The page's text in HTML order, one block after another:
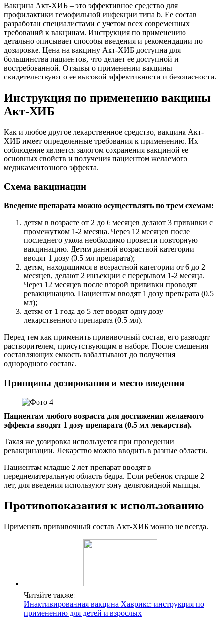
Вакцина Акт-ХИБ – это эффективное средство для
профилактики гемофильной инфекции типа b. Ее состав
разработан специалистами с учетом всех современных
требований к вакцинам. Инструкция по применению
детально описывает способы введения и рекомендации по
дозировке. Цена на вакцину Акт-ХИБ доступна для
большинства пациентов, что делает ее доступной и
востребованной. Отзывы о применении вакцины
свидетельствуют о ее высокой эффективности и безопасности.
Инструкция по применению вакцины
Акт-ХИБ
Как и любое другое лекарственное средство, вакцина Акт-
ХИБ имеет определенные требования к применению. Их
соблюдение является залогом сохранения вакциной ее
основных свойств и получения пациентом желаемого
медикаментозного эффекта.
Схема вакцинации
Введение препарата можно осуществлять по трем схемам:
детям в возрасте от 2 до 6 месяцев делают 3 прививки с
промежутком 1-2 месяца. Через 12 месяцев после
последнего укола необходимо провести повторную
вакцинацию. Детям данной возрастной категории
вводят 1 дозу (0.5 мл препарата);
детям, находящимся в возрастной категории от 6 до 2
месяцев, делают 2 инъекции с перерывом 1-2 месяца.
Через 12 месяцев после второй прививки проводят
ревакцинацию. Пациентам вводят 1 дозу препарата (0.5
мл);
детям от 1 года до 5 лет вводят одну дозу
лекарственного препарата (0.5 мл).
Перед тем как применить прививочный состав, его разводят
растворителем, присутствующим в наборе. После смешения
составляющих емкость взбалтывают до получения
однородного состава.
Принципы дозирования и место введения
Пациентам любого возраста для достижения желаемого
эффекта вводят 1 дозу препарата (0.5 мл лекарства).
Такая же дозировка используется при проведении
ревакцинации. Лекарство можно вводить в разные области.
Пациентам младше 2 лет препарат вводят в
переднелатеральную область бедра. Если ребенок старше 2
лет, для введения используют зону дельтовидной мышцы.
Противопоказания к использованию
Применять прививочный состав Акт-ХИБ можно не всегда.
Читайте также:
Инактивированная вакцина Хаврикс: инструкция по
применению для детей и взрослых